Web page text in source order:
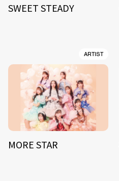
SWEET STEADY
ARTIST
MORE STAR